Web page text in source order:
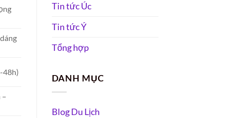
48h)
–
Tin tức Úc
Tin tức Ý
Tổng hợp
DANH MỤC
Blog Du Lịch